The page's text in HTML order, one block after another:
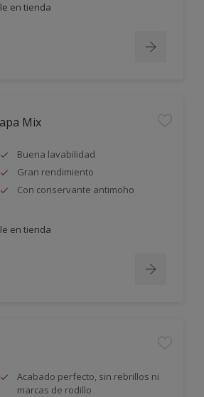
en tienda
Mix
Buena lavabilidad
Gran rendimiento
Con conservante antimoho
en tienda
Acabado perfecto, sin rebrillos ni
marcas de rodillo